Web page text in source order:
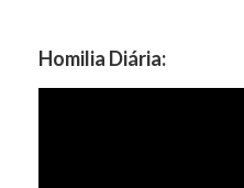
Homilia Diária: